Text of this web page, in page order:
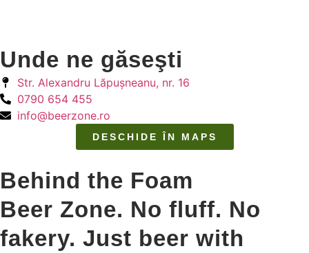
Unde ne găseşti
Str. Alexandru Lăpuşneanu, nr. 16
0790 654 455
info@beerzone.ro
DESCHIDE ÎN MAPS
Behind the Foam
Beer Zone. No fluff. No
fakery. Just beer with